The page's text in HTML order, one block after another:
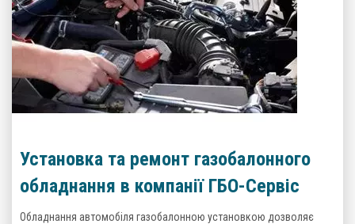
Установка та ремонт газобалонного
обладнання в компанії ГБО-Сервіс
Обладнання автомобіля газобалонною установкою дозволяє